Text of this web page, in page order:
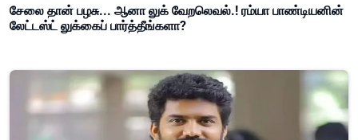
சேலை தான் பழசு... ஆனா லுக் வேறலெவல்.! ரம்யா பாண்டியனின்
லேட்டஸ்ட் லுக்கைப் பார்த்தீங்களா?